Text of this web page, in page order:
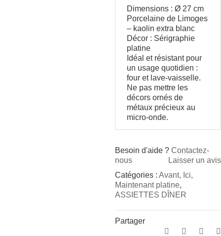
Dimensions : Ø 27 cm
Porcelaine de Limoges
– kaolin extra blanc
Décor : Sérigraphie
platine
Idéal et résistant pour
un usage quotidien :
four et lave-vaisselle.
Ne pas mettre les
décors ornés de
métaux précieux au
micro-onde.
Besoin d'aide ? Contactez-
nous
Laisser un avis
Catégories : Avant, Ici,
Maintenant platine,
ASSIETTES DÎNER
Partager